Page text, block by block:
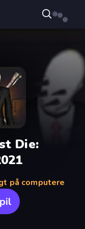
Die:
på computere